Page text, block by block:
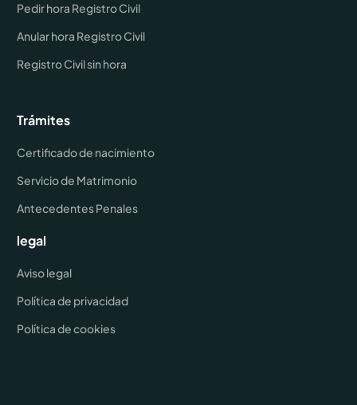
Pedir hora Registro Civil
Anular hora Registro Civil
Registro Civil sin hora
Trámites
Certificado de nacimiento
Servicio de Matrimonio
Antecedentes Penales
legal
Aviso legal
Política de privacidad
Política de cookies